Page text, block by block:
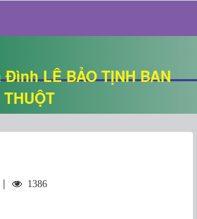
Đình LÊ BẢO TỊNH BAN
THUỘT
| 1386